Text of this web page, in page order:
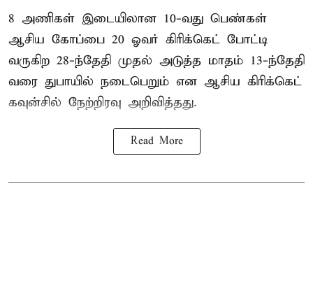
8 அணிகள் இடையிலான 10-வது பெண்கள்
ஆசிய கோப்பை 20 ஓவர் கிரிக்கெட் போட்டி
வருகிற 28-ந்தேதி முதல் அடுத்த மாதம் 13-ந்தேதி
வரை துபாயில் நடைபெறும் என ஆசிய கிரிக்கெட்
கவுன்சில் நேற்றிரவு அறிவித்தது.
Read More